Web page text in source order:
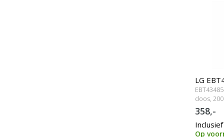
LG
doos,
358,-
Op